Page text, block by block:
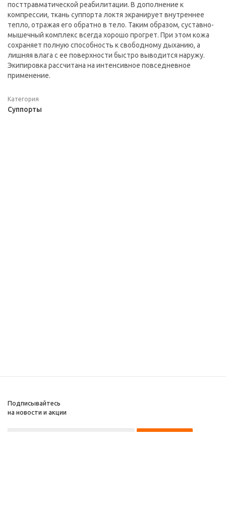
посттравматической реабилитации. В дополнение к
компрессии, ткань суппорта локтя экранирует внутреннее
тепло, отражая его обратно в тело. Таким образом, суставно-
мышечный комплекс всегда хорошо прогрет. При этом кожа
сохраняет полную способность к свободному дыханию, а
лишняя влага с ее поверхности быстро выводится наружу.
Экипировка рассчитана на интенсивное повседневное
применение.
Категория
Суппорты
Подписывайтесь
на новости и акции